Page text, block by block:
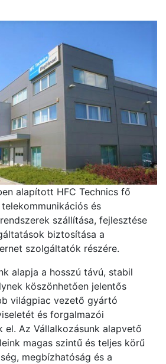
alapított HFC Technics fő
és
szállítása, fejlesztése
biztosítása a
szolgáltatók részére.
alapja a hosszú távú, stabil
köszönhetően jelentős
világpiac vezető gyártó
és forgalmazói
el. Az Vállalkozásunk alapvető
magas szintű és teljes körű
megbízhatóság és a